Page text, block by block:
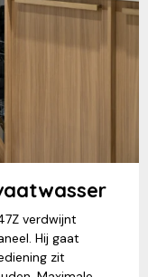
verdwijnt
Hij gaat
zit